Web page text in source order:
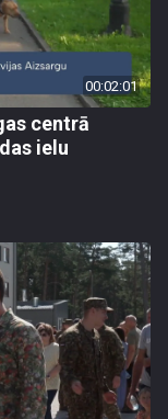
00:02:01
centrā
ielu